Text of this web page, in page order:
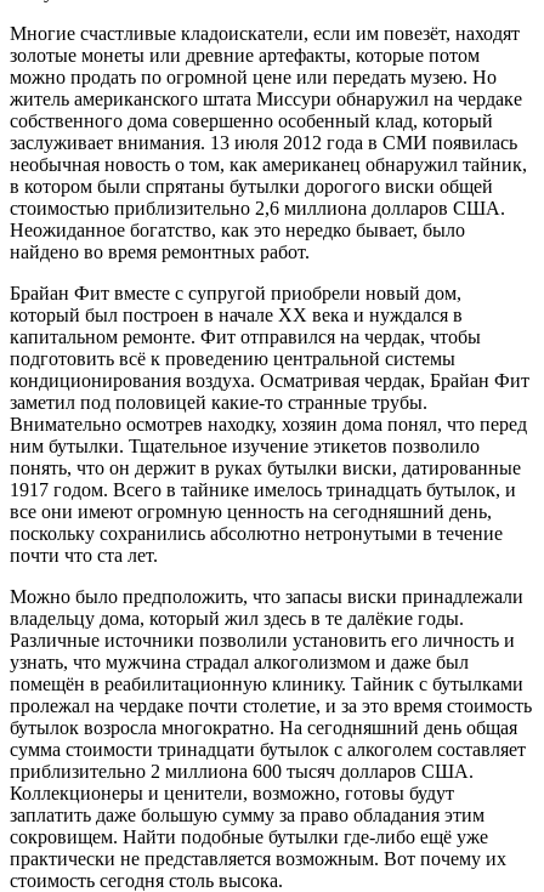
Многие счастливые кладоискатели, если им повезёт, находят
золотые монеты или древние артефакты, которые потом
можно продать по огромной цене или передать музею. Но
житель американского штата Миссури обнаружил на чердаке
собственного дома совершенно особенный клад, который
заслуживает внимания. 13 июля 2012 года в СМИ появилась
необычная новость о том, как американец обнаружил тайник,
в котором были спрятаны бутылки дорогого виски общей
стоимостью приблизительно 2,6 миллиона долларов США.
Неожиданное богатство, как это нередко бывает, было
найдено во время ремонтных работ.
Брайан Фит вместе с супругой приобрели новый дом,
который был построен в начале XX века и нуждался в
капитальном ремонте. Фит отправился на чердак, чтобы
подготовить всё к проведению центральной системы
кондиционирования воздуха. Осматривая чердак, Брайан Фит
заметил под половицей какие-то странные трубы.
Внимательно осмотрев находку, хозяин дома понял, что перед
ним бутылки. Тщательное изучение этикетов позволило
понять, что он держит в руках бутылки виски, датированные
1917 годом. Всего в тайнике имелось тринадцать бутылок, и
все они имеют огромную ценность на сегодняшний день,
поскольку сохранились абсолютно нетронутыми в течение
почти что ста лет.
Можно было предположить, что запасы виски принадлежали
владельцу дома, который жил здесь в те далёкие годы.
Различные источники позволили установить его личность и
узнать, что мужчина страдал алкоголизмом и даже был
помещён в реабилитационную клинику. Тайник с бутылками
пролежал на чердаке почти столетие, и за это время стоимость
бутылок возросла многократно. На сегодняшний день общая
сумма стоимости тринадцати бутылок с алкоголем составляет
приблизительно 2 миллиона 600 тысяч долларов США.
Коллекционеры и ценители, возможно, готовы будут
заплатить даже большую сумму за право обладания этим
сокровищем. Найти подобные бутылки где-либо ещё уже
практически не представляется возможным. Вот почему их
стоимость сегодня столь высока.